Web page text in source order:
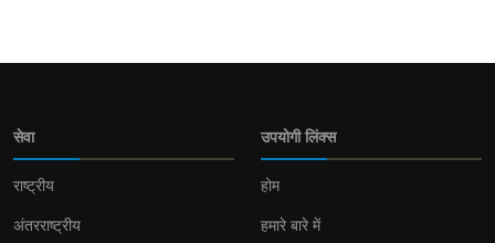
सेवा
राष्ट्रीय
अंतरराष्ट्रीय
उपयोगी लिंक्स
होम
हमारे बारे में